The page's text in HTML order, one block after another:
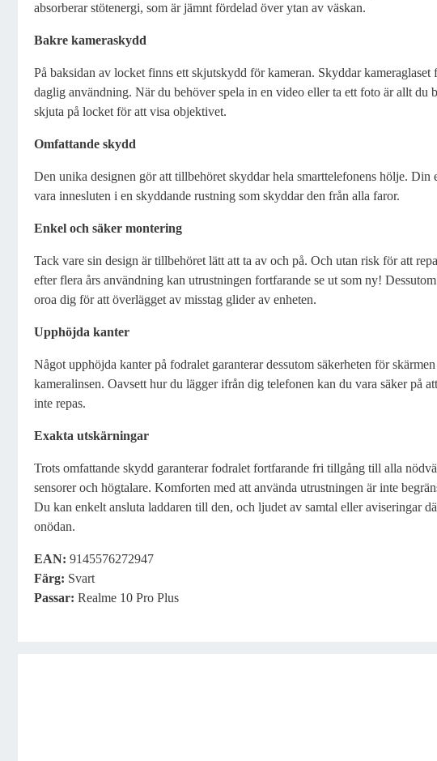
absorberar stötenergi, som är jämnt fördelad över ytan av väskan.
Bakre kameraskydd
På baksidan av locket finns ett skjutskydd för kameran. Skyddar kameraglaset
daglig användning. När du behöver spela in en video eller ta ett foto är allt du
skjuta på locket för att visa objektivet.
Omfattande skydd
Den unika designen gör att tillbehöret skyddar hela smarttelefonens hölje. Din
vara innesluten i en skyddande rustning som skyddar den från alla faror.
Enkel och säker montering
Tack vare sin design är tillbehöret lätt att ta av och på. Och utan risk för att
efter flera års användning kan utrustningen fortfarande se ut som ny!
oroa dig för att överlägget av misstag glider av enheten.
Upphöjda kanter
Något upphöjda kanter på fodralet garanterar dessutom säkerheten för
kameralinsen. Oavsett hur du lägger ifrån dig telefonen kan du vara säker på
inte repas.
Exakta utskärningar
Trots omfattande skydd garanterar fodralet fortfarande fri tillgång till alla
sensorer och högtalare. Komforten med att använda utrustningen är inte
Du kan enkelt ansluta laddaren till den, och ljudet av samtal eller aviseringar
onödan.
EAN: 9145576272947
Färg: Svart
Passar: Realme 10 Pro Plus